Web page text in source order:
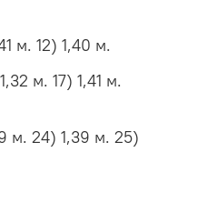
м. 12) 1,40 м.
м. 17) 1,41 м.
м. 24) 1,39 м. 25)